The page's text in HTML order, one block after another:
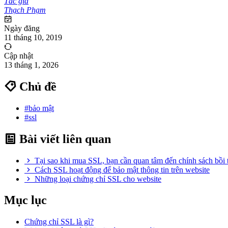
Thạch Phạm
Ngày đăng
11 tháng 10, 2019
Cập nhật
13 tháng 1, 2026
Chủ đề
#bảo mật
#ssl
Bài viết liên quan
Tại sao khi mua SSL, bạn cần quan tâm đến chính sách bồi
Cách SSL hoạt động để bảo mật thông tin trên website
Những loại chứng chỉ SSL cho website
Mục lục
Chứng chỉ SSL là gì?